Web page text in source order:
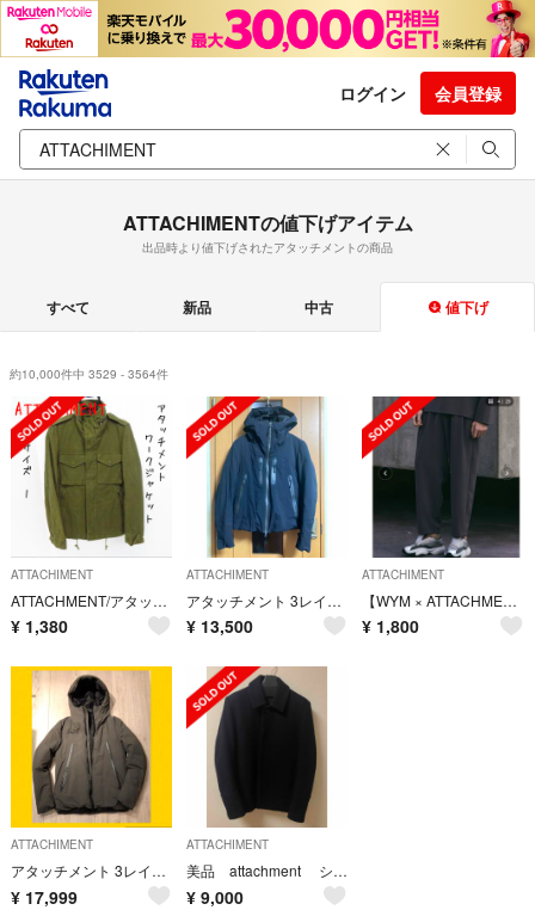
ログイン 会員登録
ATTACHIMENTの値下げアイテム
出品時より値下げされたアタッチメントの商品
すべて 新品 中古 値下げ
約10,000件中 3529 - 3564件
ATTACHIMENT
ATTACHMENT/アタッチメント ワークジャケット カーキ/1
¥ 1,380
ATTACHIMENT
アタッチメント 3レイヤー 止水 ジップ ダウン ジャケット ブルゾン
¥ 13,500
ATTACHIMENT
【WYM × ATTACHMENT】 LOOSE TAPERED PANTS
¥ 1,800
ATTACHIMENT
アタッチメント 3レイヤー 止水 ダウン ジャケット パーカー レザースニーカー
¥ 17,999
ATTACHIMENT
美品 attachment ショート丈メルトンコート サイズ１
¥ 9,000